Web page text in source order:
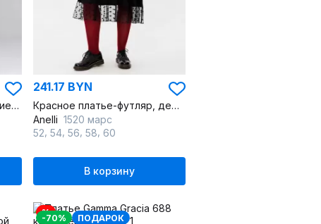
Платье из экокожи с молнией и карманами для каждодневного стиля
241.17 BYN
Красное платье-футляр, демисезон, стиль на каждый день
Anelli 1520 марс
52 54 56 58 60
В корзину
%
-70% ПОДАРОК